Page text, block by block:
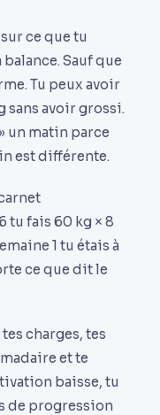
ce que tu
Sauf que
Tu peux avoir
sans avoir grossi.
un matin parce
est différente.
tu fais 60 kg × 8
1 tu étais à
ce que dit le
charges, tes
et te
baisse, tu
de progression